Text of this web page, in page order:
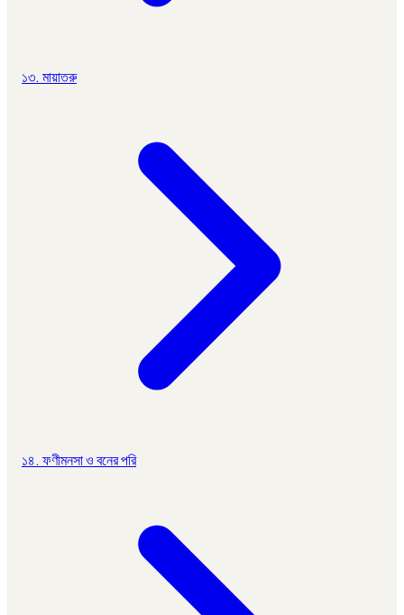
১৩. মায়াতরু
১৪. ফণীমনসা ও বনের পরি